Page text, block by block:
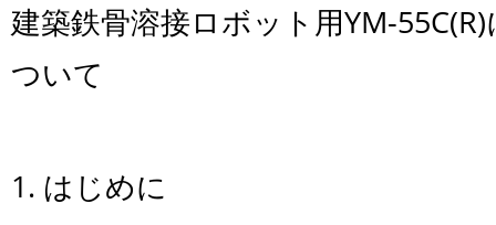
建築鉄骨溶接ロボット用YM-55C(R)
ついて
1. はじめに